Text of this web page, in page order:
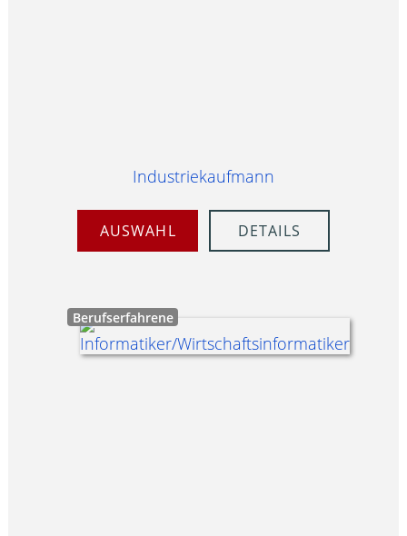
Industriekaufmann
AUSWAHL DETAILS
Berufserfahrene